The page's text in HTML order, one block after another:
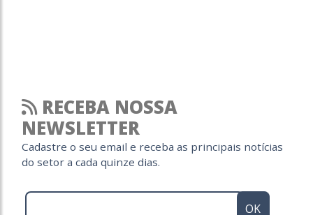
RECEBA NOSSA
NEWSLETTER
Cadastre o seu email e receba as principais notícias
do setor a cada quinze dias.